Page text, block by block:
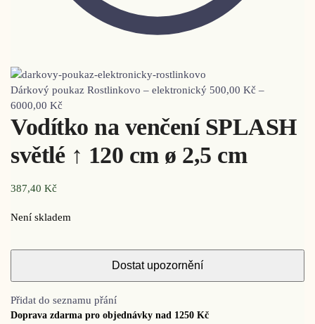
Dárkový poukaz Rostlinkovo – elektronický 500,00 Kč –
6000,00 Kč
Vodítko na venčení SPLASH
světlé ↑ 120 cm ø 2,5 cm
387,40 Kč
Není skladem
Přidat do seznamu přání
Doprava zdarma pro objednávky nad 1250 Kč